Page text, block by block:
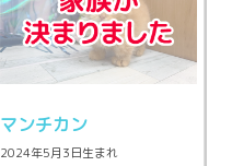
マンチカン
2024年5月3日生まれ